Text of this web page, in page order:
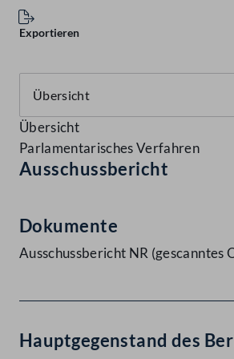
Exportieren
Übersicht
Parlamentarisches Verfahren
Ausschussbericht
Dokumente
Ausschussbericht NR (gescanntes
Hauptgegenstand des